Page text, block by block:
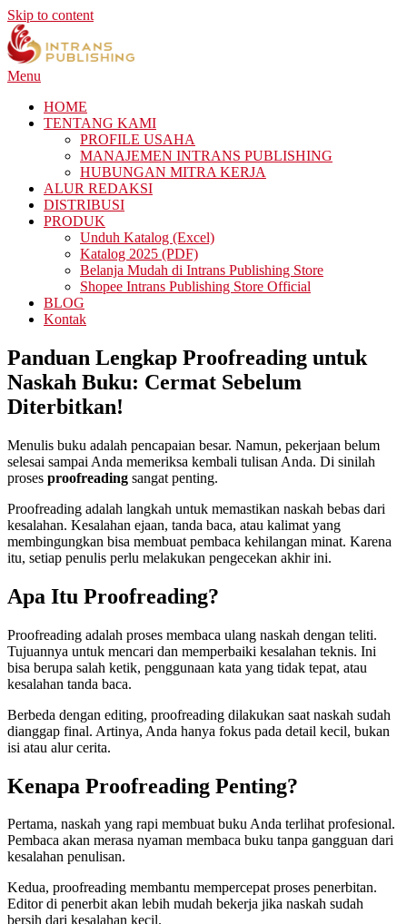
Skip to content
Menu
HOME
TENTANG KAMI
PROFILE USAHA
MANAJEMEN INTRANS PUBLISHING
HUBUNGAN MITRA KERJA
ALUR REDAKSI
DISTRIBUSI
PRODUK
Unduh Katalog (Excel)
Katalog 2025 (PDF)
Belanja Mudah di Intrans Publishing Store
Shopee Intrans Publishing Store Official
BLOG
Kontak
Panduan Lengkap Proofreading untuk
Naskah Buku: Cermat Sebelum
Diterbitkan!
Menulis buku adalah pencapaian besar. Namun, pekerjaan belum
selesai sampai Anda memeriksa kembali tulisan Anda. Di sinilah
proses proofreading sangat penting.
Proofreading adalah langkah untuk memastikan naskah bebas dari
kesalahan. Kesalahan ejaan, tanda baca, atau kalimat yang
membingungkan bisa membuat pembaca kehilangan minat. Karena
itu, setiap penulis perlu melakukan pengecekan akhir ini.
Apa Itu Proofreading?
Proofreading adalah proses membaca ulang naskah dengan teliti.
Tujuannya untuk mencari dan memperbaiki kesalahan teknis. Ini
bisa berupa salah ketik, penggunaan kata yang tidak tepat, atau
kesalahan tanda baca.
Berbeda dengan editing, proofreading dilakukan saat naskah sudah
dianggap final. Artinya, Anda hanya fokus pada detail kecil, bukan
isi atau alur cerita.
Kenapa Proofreading Penting?
Pertama, naskah yang rapi membuat buku Anda terlihat profesional.
Pembaca akan merasa nyaman membaca buku tanpa gangguan dari
kesalahan penulisan.
Kedua, proofreading membantu mempercepat proses penerbitan.
Editor di penerbit akan lebih mudah bekerja jika naskah sudah
bersih dari kesalahan kecil.